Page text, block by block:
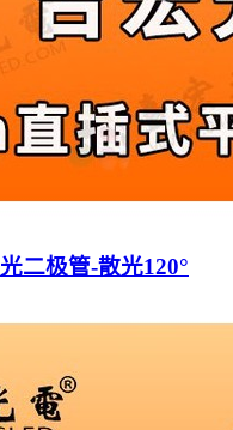
二极管-散光120°